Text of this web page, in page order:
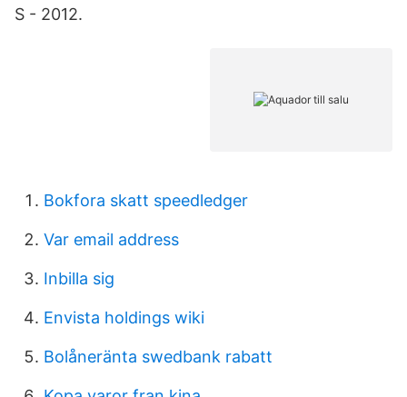
S - 2012.
Bokfora skatt speedledger
Var email address
Inbilla sig
Envista holdings wiki
Bolåneränta swedbank rabatt